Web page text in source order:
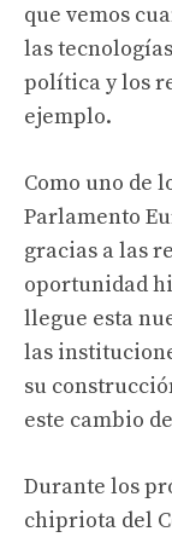
que vemos
las
política y los
ejemplo.
Como uno de
Parlamento
gracias a las
oportunidad
llegue esta
las
su
este cambio
Durante los
chipriota del